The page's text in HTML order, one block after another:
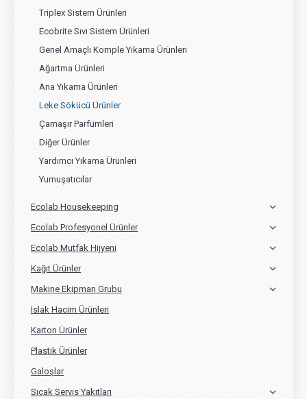
Triplex Sistem Ürünleri
Ecobrite Sıvı Sistem Ürünleri
Genel Amaçlı Komple Yıkama Ürünleri
Ağartma Ürünleri
Ana Yıkama Ürünleri
Leke Sökücü Ürünler
Çamaşır Parfümleri
Diğer Ürünler
Yardımcı Yıkama Ürünleri
Yumuşatıcılar
Ecolab Housekeeping
Ecolab Profesyonel Ürünler
Ecolab Mutfak Hijyeni
Kağıt Ürünler
Makine Ekipman Grubu
Islak Hacim Ürünleri
Karton Ürünler
Plastik Ürünler
Galoşlar
Sıcak Servis Yakıtları